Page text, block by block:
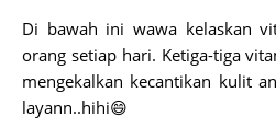
Di bawah ini wawa kelaskan
orang setiap hari. Ketiga-tiga
mengekalkan kecantikan kulit
layann..hihi😄